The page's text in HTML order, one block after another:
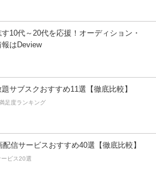
10代～20代を応援！オーディション・
はDeview
サブスクおすすめ11選【徹底比較】
足度ランキング
配信サービスおすすめ40選【徹底比較】
ビス20選